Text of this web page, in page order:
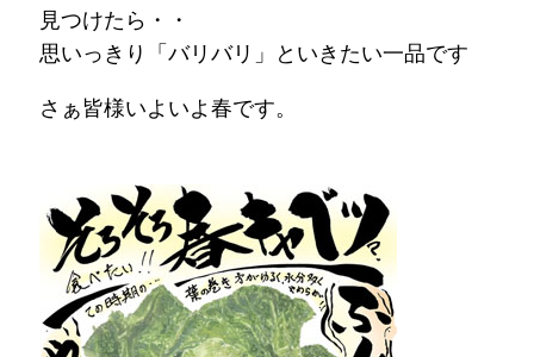
見つけたら・・
思いっきり「バリバリ」といきたい一品です
さぁ皆様いよいよ春です。